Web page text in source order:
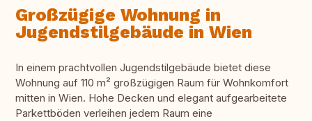
Großzügige Wohnung in
Jugendstilgebäude in Wien
In einem prachtvollen Jugendstilgebäude bietet diese
Wohnung auf 110 m² großzügigen Raum für Wohnkomfort
mitten in Wien. Hohe Decken und elegant aufgearbeitete
Parkettböden verleihen jedem Raum eine